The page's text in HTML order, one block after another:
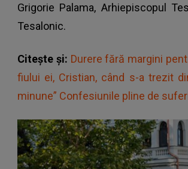
Grigorie Palama, Arhiepiscopul
Tesalonic.
Citește și: Durere fără margini
fiului ei, Cristian, când s-a trezit
minune” Confesiunile pline de